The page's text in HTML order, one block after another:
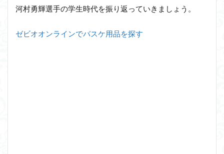
河村勇輝選手の学生時代を振り返っていきましょう。
ゼビオオンラインでバスケ用品を探す